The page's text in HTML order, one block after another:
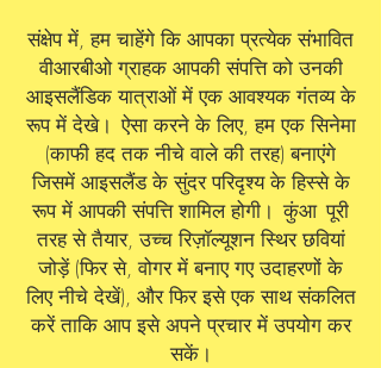
संक्षेप में, हम चाहेंगे कि आपका प्रत्येक संभावित
वीआरबीओ ग्राहक आपकी संपत्ति को उनकी
आइसलैंडिक यात्राओं में एक आवश्यक गंतव्य के
रूप में देखे। ऐसा करने के लिए, हम एक सिनेमा
(काफी हद तक नीचे वाले की तरह) बनाएंगे
जिसमें आइसलैंड के सुंदर परिदृश्य के हिस्से के
रूप में आपकी संपत्ति शामिल होगी। कुंआ पूरी
तरह से तैयार, उच्च रिज़ॉल्यूशन स्थिर छवियां
जोड़ें (फिर से, वोगर में बनाए गए उदाहरणों के
लिए नीचे देखें), और फिर इसे एक साथ संकलित
करें ताकि आप इसे अपने प्रचार में उपयोग कर
सकें।